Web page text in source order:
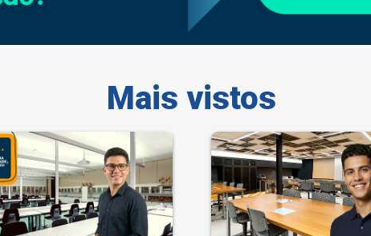
Mais vistos